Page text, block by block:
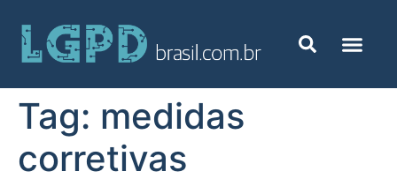
Tag: medidas
corretivas